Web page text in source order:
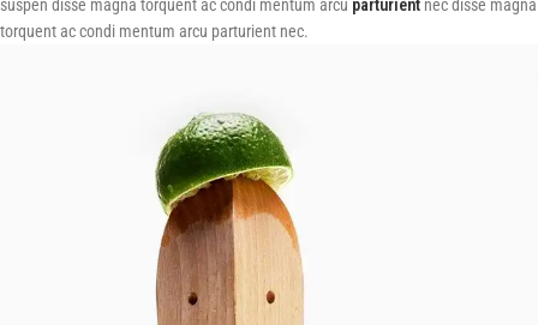
suspen disse magna torquent ac condi mentum arcu parturient nec disse magna
torquent ac condi mentum arcu parturient nec.